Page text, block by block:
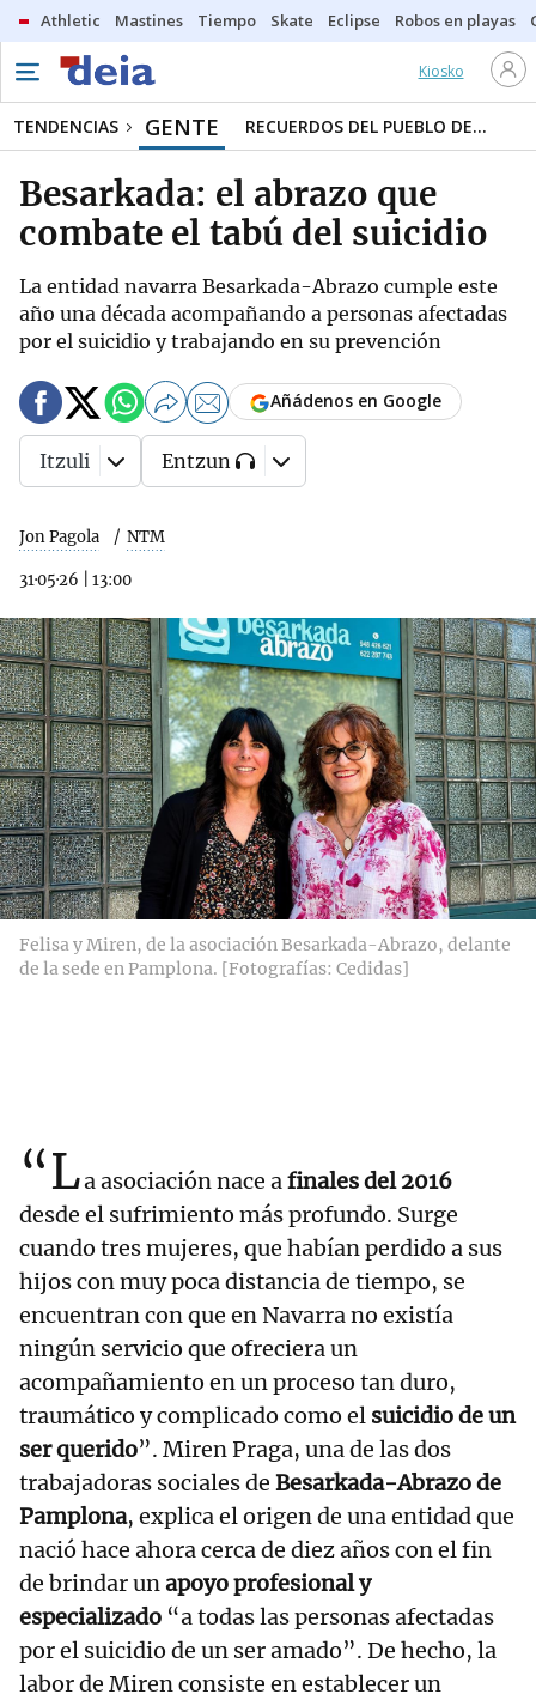
Athletic Mastines Tiempo Skate Eclipse Robos en playas
Kiosko
TENDENCIAS GENTE RECUERDOS DEL PUEBLO DE...
Besarkada: el abrazo que
combate el tabú del suicidio
La entidad navarra Besarkada-Abrazo cumple este
año una década acompañando a personas afectadas
por el suicidio y trabajando en su prevención
Jon Pagola NTM
31·05·26 13:00
Añádenos en Google
Itzuli Entzun
Felisa y Miren, de la asociación Besarkada-Abrazo, delante
de la sede en Pamplona. [Fotografías: Cedidas]
“La asociación nace afinales del 2016
desde el sufrimiento más profundo. Surge
cuando tres mujeres, que habían perdido a sus
hijos con muy poca distancia de tiempo, se
encuentran con que en Navarra no existía
ningún servicio que ofreciera un
acompañamiento en un proceso tan duro,
traumático y complicado como el suicidio de un
ser querido”. Miren Praga, una de las dos
trabajadoras sociales de Besarkada-Abrazo de
Pamplona, explica el origen de una entidad que
nació hace ahora cerca de diez años con el fin
de brindar unapoyo profesional y
especializado “a todas las personas afectadas
por el suicidio de un ser amado”. De hecho, la
labor de Miren consiste en establecer un